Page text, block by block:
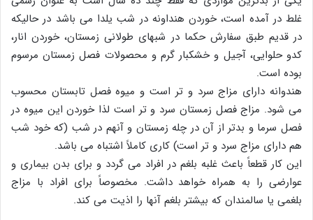
غلط در آمده است، خوردن هنداونه در شب یلدا می باشد در حالیکه
در قدیم طبق سفارش حکما در شبهای طولانی زمستان، خوردن انار،
کدو حلوایی، آجیل و خشکبار گرم و محصولات فصل زمستان مرسوم
بوده است.
هندوانه دارای مزاج سرد و تر است و میوه فصل تابستان محسوب
می شود. مزاج فصل زمستان سرد و تر است لذا خوردن این میوه در
فصل سرما و بدتر از آن در چله زمستان و آنهم در شب (که خود شب
هم دارای مزاج سرد و تر است) کاری کاملاً اشتباه می باشد.
این کار قطعاً باعث غلبه بلغم در افراد می گردد و برای بدن بیماری و
عوارضی را به همراه خواهد داشت. مخصوصاً برای افراد با مزاج
بلغمی یا سالمندان که بیشتر بلغم آنها را اذیت می کند.